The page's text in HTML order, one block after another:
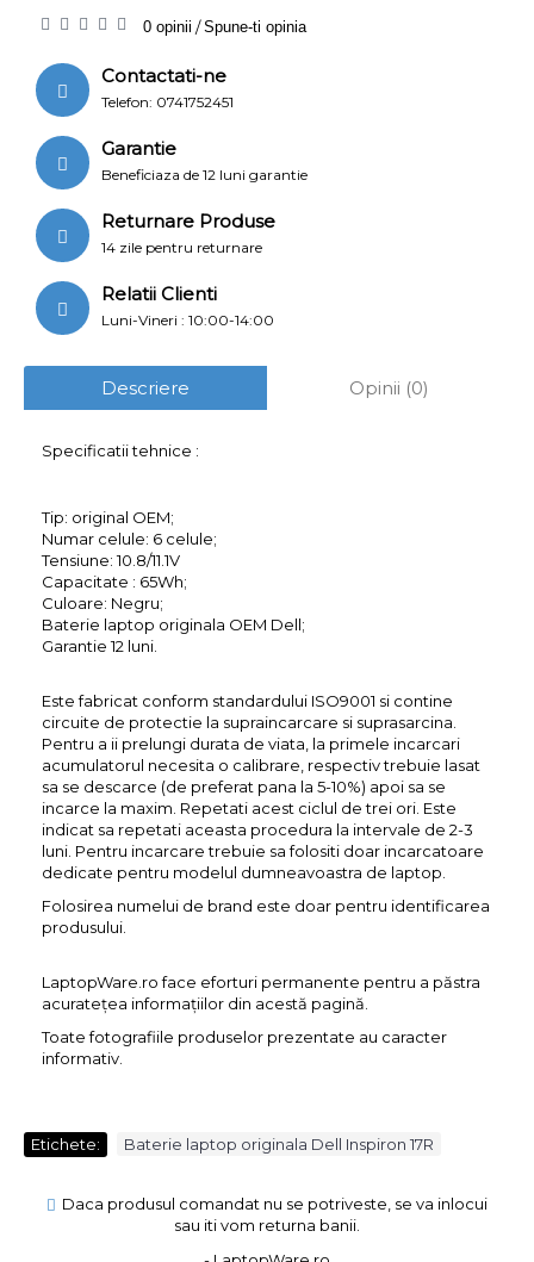
0 opinii /Spune-ti opinia
Contactati-ne
Telefon: 0741752451
Garantie
Beneficiaza de 12 luni garantie
Returnare Produse
14 zile pentru returnare
Relatii Clienti
Luni-Vineri : 10:00-14:00
Descriere Opinii (0)
Specificatii tehnice :
Tip: original OEM;
Numar celule: 6 celule;
Tensiune: 10.8/11.1V
Capacitate : 65Wh;
Culoare: Negru;
Baterie laptop originala OEM Dell;
Garantie 12 luni.
Este fabricat conform standardului ISO9001 si contine
circuite de protectie la supraincarcare si suprasarcina.
Pentru a ii prelungi durata de viata, la primele incarcari
acumulatorul necesita o calibrare, respectiv trebuie lasat
sa se descarce (de preferat pana la 5-10%) apoi sa se
incarce la maxim. Repetati acest ciclul de trei ori. Este
indicat sa repetati aceasta procedura la intervale de 2-3
luni. Pentru incarcare trebuie sa folositi doar incarcatoare
dedicate pentru modelul dumneavoastra de laptop.
Folosirea numelui de brand este doar pentru identificarea
produsului.
LaptopWare.ro face eforturi permanente pentru a păstra
acurateţea informaţiilor din acestă pagină.
Toate fotografiile produselor prezentate au caracter
informativ.
Etichete: Baterie laptop originala Dell Inspiron 17R
Daca produsul comandat nu se potriveste, se va inlocui
sau iti vom returna banii.